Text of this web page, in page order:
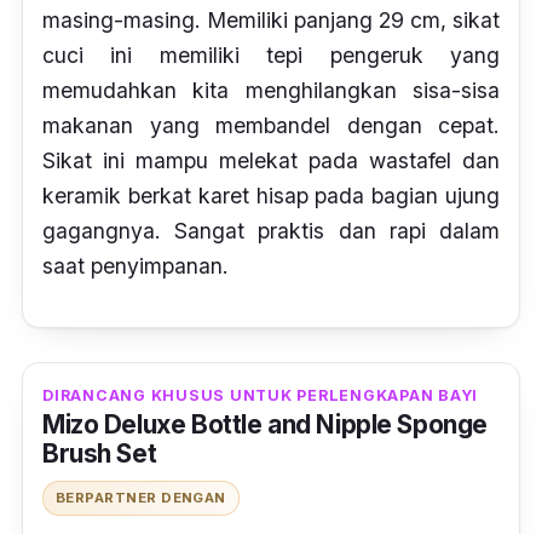
masing-masing. Memiliki panjang 29 cm, sikat
cuci ini memiliki tepi pengeruk yang
memudahkan kita menghilangkan sisa-sisa
makanan yang membandel dengan cepat.
Sikat ini mampu melekat pada wastafel dan
keramik berkat karet hisap pada bagian ujung
gagangnya. Sangat praktis dan rapi dalam
saat penyimpanan.
DIRANCANG KHUSUS UNTUK PERLENGKAPAN BAYI
Mizo Deluxe Bottle and Nipple Sponge
Brush Set
BERPARTNER DENGAN